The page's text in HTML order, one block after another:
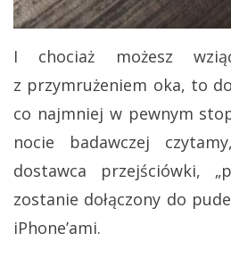
I chociaż możesz
z przymrużeniem oka, to
co najmniej w pewnym
nocie badawczej
dostawca przejściówki,
zostanie dołączony do
iPhone’ami.